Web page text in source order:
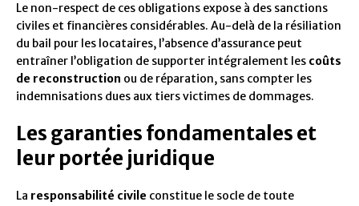
Le non-respect de ces obligations expose à des sanctions
civiles et financières considérables. Au-delà de la résiliation
du bail pour les locataires, l’absence d’assurance peut
entraîner l’obligation de supporter intégralement les coûts
de reconstruction ou de réparation, sans compter les
indemnisations dues aux tiers victimes de dommages.
Les garanties fondamentales et
leur portée juridique
La responsabilité civile constitue le socle de toute